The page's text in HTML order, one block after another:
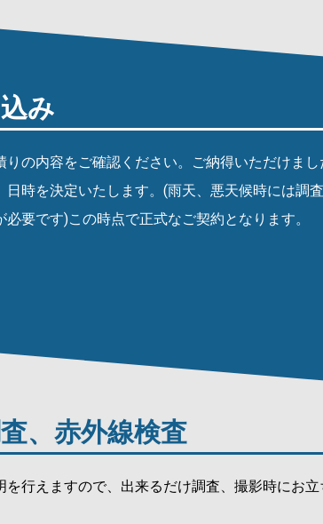
み
りの内容をご確認ください。ご納得いただけま
日時を決定いたします。(雨天、悪天候時には調
必要です)この時点で正式なご契約となります。
、赤外線検査
を行えますので、出来るだけ調査、撮影時にお